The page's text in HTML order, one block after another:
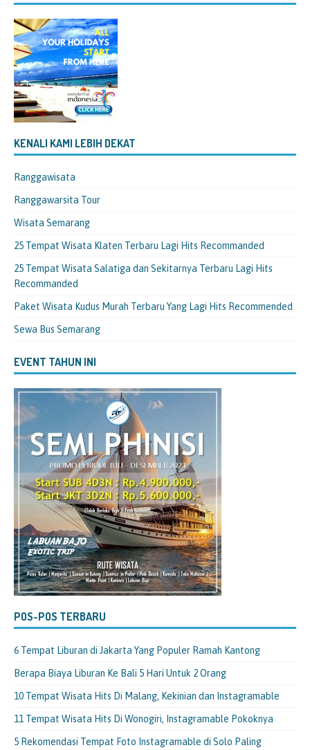
KENALI KAMI LEBIH DEKAT
Ranggawisata
Ranggawarsita Tour
Wisata Semarang
25 Tempat Wisata Klaten Terbaru Lagi Hits Recommanded
25 Tempat Wisata Salatiga dan Sekitarnya Terbaru Lagi Hits
Recommanded
Paket Wisata Kudus Murah Terbaru Yang Lagi Hits Recommended
Sewa Bus Semarang
EVENT TAHUN INI
POS-POS TERBARU
6 Tempat Liburan di Jakarta Yang Populer Ramah Kantong
Berapa Biaya Liburan Ke Bali 5 Hari Untuk 2 Orang
10 Tempat Wisata Hits Di Malang, Kekinian dan Instagramable
11 Tempat Wisata Hits Di Wonogiri, Instagramable Pokoknya
5 Rekomendasi Tempat Foto Instagramable di Solo Paling